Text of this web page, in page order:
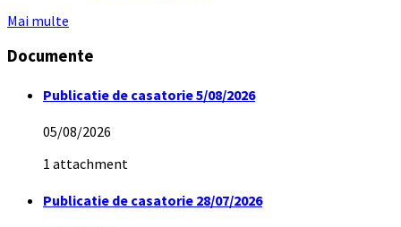
Mai multe
Documente
Publicatie de casatorie 5/08/2026
05/08/2026
1 attachment
Publicatie de casatorie 28/07/2026